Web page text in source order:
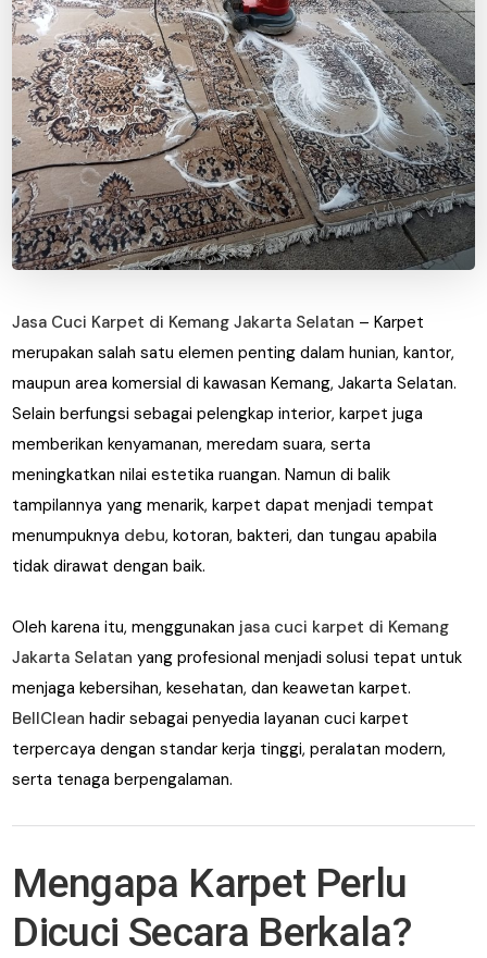
Jasa Cuci Karpet di Kemang Jakarta Selatan – Karpet
merupakan salah satu elemen penting dalam hunian, kantor,
maupun area komersial di kawasan Kemang, Jakarta Selatan.
Selain berfungsi sebagai pelengkap interior, karpet juga
memberikan kenyamanan, meredam suara, serta
meningkatkan nilai estetika ruangan. Namun di balik
tampilannya yang menarik, karpet dapat menjadi tempat
menumpuknya debu, kotoran, bakteri, dan tungau apabila
tidak dirawat dengan baik.
Oleh karena itu, menggunakan jasa cuci karpet di Kemang
Jakarta Selatan yang profesional menjadi solusi tepat untuk
menjaga kebersihan, kesehatan, dan keawetan karpet.
BellClean hadir sebagai penyedia layanan cuci karpet
terpercaya dengan standar kerja tinggi, peralatan modern,
serta tenaga berpengalaman.
Mengapa Karpet Perlu
Dicuci Secara Berkala?